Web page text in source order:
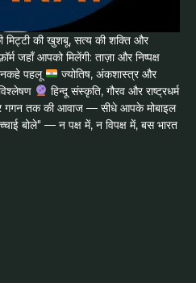
की खुशबू, सत्य की शक्ति और
जहाँ आपको मिलेंगी: ताज़ा और निष्पक्ष
पहलू
ज्योतिष, अंकशास्त्र और
हिन्दू संस्कृति, गौरव और राष्ट्रधर्म
गगन तक की आवाज — सीधे आपके मोबाइल
बोले" — न पक्ष में, न विपक्ष में, बस भारत